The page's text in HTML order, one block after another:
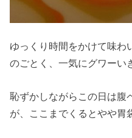
ゆっくり時間をかけて味わ
のごとく、一気にグワーい
恥ずかしながらこの日は腹
が、ここまでくるとやや胃